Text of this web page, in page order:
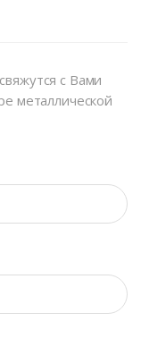
с Вами
металлической